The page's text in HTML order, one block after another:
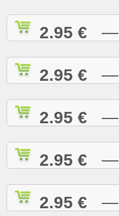
2.95 € —
2.95 € —
2.95 € —
2.95 € —
2.95 € —